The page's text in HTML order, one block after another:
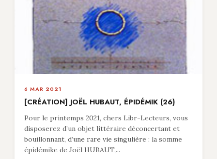
6 MAR 2021
[CRÉATION] JOËL HUBAUT, ÉPIDÉMIK (26)
Pour le printemps 2021, chers Libr-Lecteurs, vous
disposerez d’un objet littéraire déconcertant et
bouillonnant, d’une rare vie singulière : la somme
épidémike de Joël HUBAUT,...